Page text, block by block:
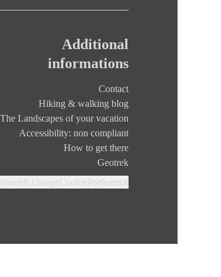
Additional
informations
Contact
Hiking & walking blog
The Landscapes of your vacation
Accessibility: non compliant
How to get there
Geotrek